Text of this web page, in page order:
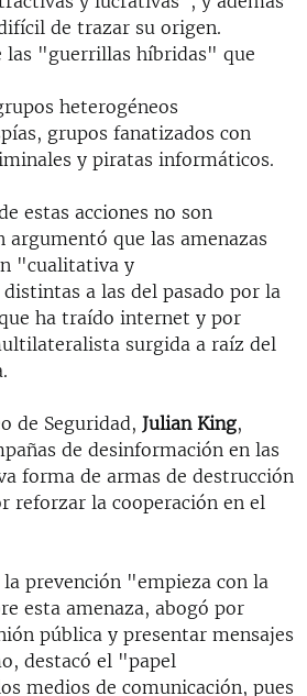
de trazar su origen.
las "guerrillas híbridas" que
heterogéneos
grupos fanatizados con
y piratas informáticos.
estas acciones no son
argumentó que las amenazas
"cualitativa y
a las del pasado por la
ha traído internet y por
surgida a raíz del
de Seguridad, Julian King,
de desinformación en las
forma de armas de destrucción
reforzar la cooperación en el
prevención "empieza con la
esta amenaza, abogó por
pública y presentar mensajes
destacó el "papel
medios de comunicación, pues